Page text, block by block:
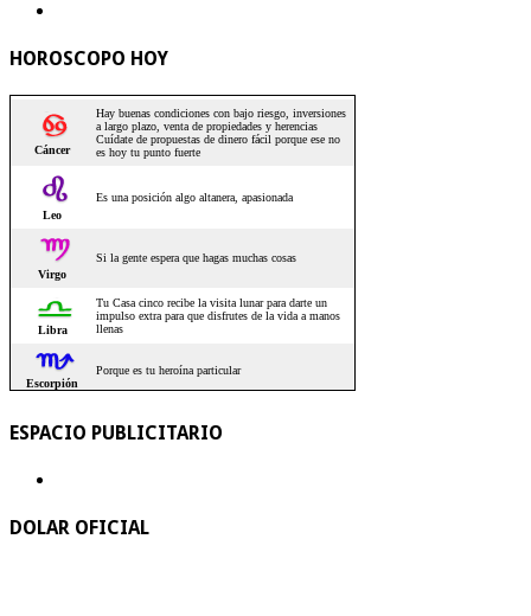
HOROSCOPO HOY
ESPACIO PUBLICITARIO
DOLAR OFICIAL